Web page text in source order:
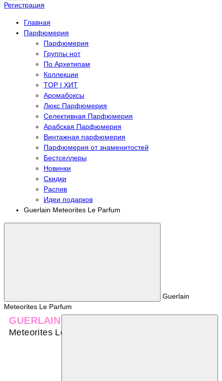
Регистрация
Главная
Парфюмерия
Парфюмерия
Группы нот
По Архетипам
Коллекции
TOP | ХИТ
Аромабоксы
Люкс Парфюмерия
Селективная Парфюмерия
Арабская Парфюмерия
Винтажная парфюмерия
Парфюмерия от знаменитостей
Бестселлеры
Новинки
Скидки
Распив
Идеи подарков
Guerlain Meteorites Le Parfum
Guerlain
Meteorites Le Parfum
GUERLAIN
Meteorites Le Parfum